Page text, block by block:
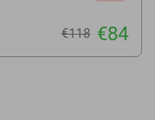
€118 €84